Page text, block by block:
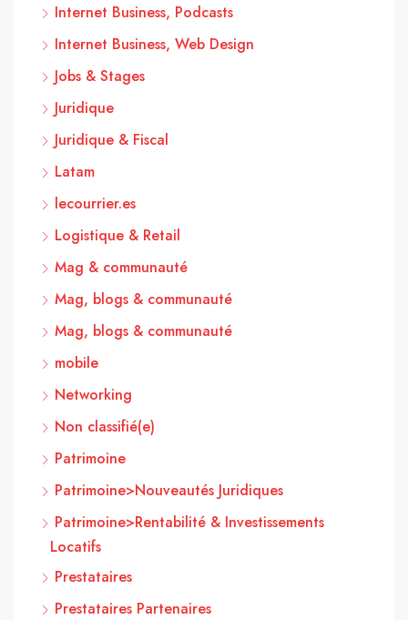
Internet Business, Podcasts
Internet Business, Web Design
Jobs & Stages
Juridique
Juridique & Fiscal
Latam
lecourrier.es
Logistique & Retail
Mag & communauté
Mag, blogs & communauté
Mag, blogs & communauté
mobile
Networking
Non classifié(e)
Patrimoine
Patrimoine>Nouveautés Juridiques
Patrimoine>Rentabilité & Investissements
Locatifs
Prestataires
Prestataires Partenaires